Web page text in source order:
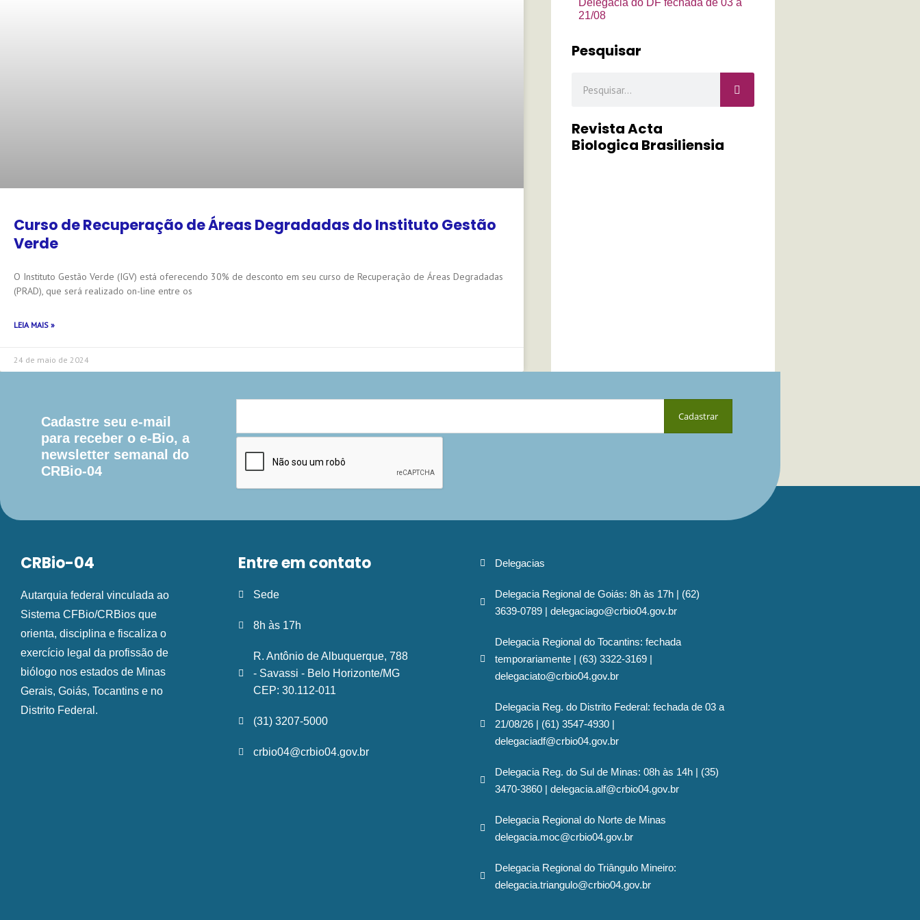
Curso de Recuperação de Áreas Degradadas do Instituto Gestão
Verde
O Instituto Gestão Verde (IGV) está oferecendo 30% de desconto em seu curso de Recuperação de Áreas Degradadas
(PRAD), que será realizado on-line entre os
LEIA MAIS »
24 de maio de 2024
Delegacia do DF fechada de 03 a
21/08
Pesquisar
Revista Acta
Biologica Brasiliensia
Cadastre seu e-mail
para receber o e-Bio, a
newsletter semanal do
CRBio-04
CRBio-04
Autarquia federal vinculada ao
Sistema CFBio/CRBios que
orienta, disciplina e fiscaliza o
exercício legal da profissão de
biólogo nos estados de Minas
Gerais, Goiás, Tocantins e no
Distrito Federal.
Entre em contato
Sede
8h às 17h
R. Antônio de Albuquerque, 788
- Savassi - Belo Horizonte/MG
CEP: 30.112-011
(31) 3207-5000
crbio04@crbio04.gov.br
Delegacias
Delegacia Regional de Goiás: 8h às 17h | (62)
3639-0789 | delegaciago@crbio04.gov.br
Delegacia Regional do Tocantins: fechada
temporariamente | (63) 3322-3169 |
delegaciato@crbio04.gov.br
Delegacia Reg. do Distrito Federal: fechada de 03 a
21/08/26 | (61) 3547-4930 |
delegaciadf@crbio04.gov.br
Delegacia Reg. do Sul de Minas: 08h às 14h | (35)
3470-3860 | delegacia.alf@crbio04.gov.br
Delegacia Regional do Norte de Minas
delegacia.moc@crbio04.gov.br
Delegacia Regional do Triângulo Mineiro:
delegacia.triangulo@crbio04.gov.br